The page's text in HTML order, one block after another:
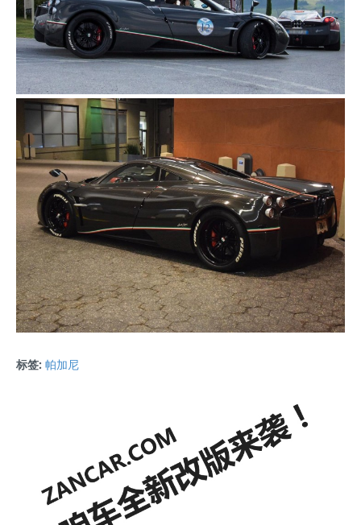
标签: 帕加尼